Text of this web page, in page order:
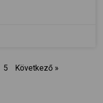
5 Következő »